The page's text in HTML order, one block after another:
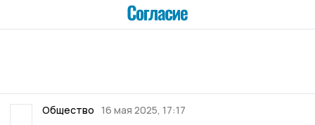
Общество 16 мая 2025, 17:17